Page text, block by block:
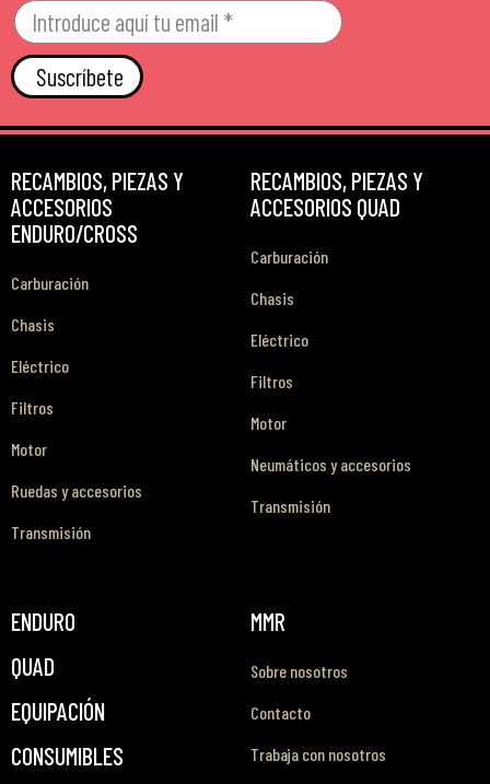
Suscríbete
RECAMBIOS, PIEZAS Y
ACCESORIOS
ENDURO/CROSS
Carburación
Chasis
Eléctrico
Filtros
Motor
Ruedas y accesorios
Transmisión
RECAMBIOS, PIEZAS Y
ACCESORIOS QUAD
Carburación
Chasis
Eléctrico
Filtros
Motor
Neumáticos y accesorios
Transmisión
ENDURO
QUAD
EQUIPACIÓN
CONSUMIBLES
MMR
Sobre nosotros
Contacto
Trabaja con nosotros